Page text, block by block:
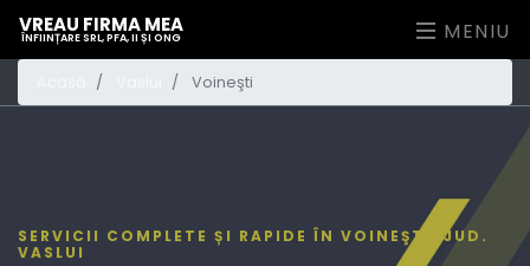
VREAU FIRMA MEA
ÎNFIINȚARE SRL, PFA, II ȘI ONG MENIU
Voineşti
SERVICII COMPLETE ȘI RAPIDE ÎN VOINEŞTI, JUD.
VASLUI